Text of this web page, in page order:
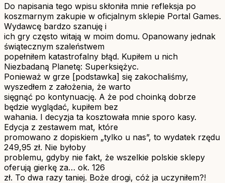
Do napisania tego wpisu skłoniła mnie refleksja po
koszmarnym zakupie w oficjalnym sklepie Portal Games.
Wydawcę bardzo szanuję i
ich gry często witają w moim domu. Opanowany jednak
świątecznym szaleństwem
popełniłem katastrofalny błąd. Kupiłem u nich
Niezbadaną Planetę: Superksiężyc.
Ponieważ w grze [podstawka] się zakochaliśmy,
wyszedłem z założenia, że warto
sięgnąć po kontynuację. A że pod choinką dobrze
będzie wyglądać, kupiłem bez
wahania. I decyzja ta kosztowała mnie sporo kasy.
Edycja z zestawem mat, które
promowano z dopiskiem „tylko u nas”, to wydatek rzędu
249,95 zł. Nie byłoby
problemu, gdyby nie fakt, że wszelkie polskie sklepy
oferują gierkę za… ok. 126
zł. To dwa razy taniej. Boże drogi, cóż ja uczyniłem?!